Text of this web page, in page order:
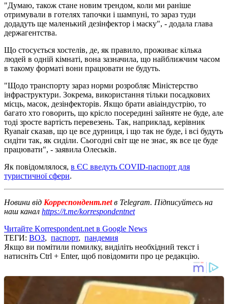
"Думаю, також стане новим трендом, коли ми раніше
отримували в готелях тапочки і шампуні, то зараз туди
додадуть ще маленький дезінфектор і маску", - додала глава
держагентства.
Що стосується хостелів, де, як правило, проживає кілька
людей в одній кімнаті, вона зазначила, що найближчим часом
в такому форматі вони працювати не будуть.
"Щодо транспорту зараз норми розробляє Міністерство
інфраструктури. Зокрема, використання тільки посадкових
місць, масок, дезінфекторів. Якщо брати авіаіндустрію, то
багато хто говорить, що крісло посередині зайняте не буде, але
тоді зросте вартість перевезень. Так, наприклад, керівник
Ryanair сказав, що це все дурниця, і що так не буде, і всі будуть
сидіти так, як сиділи. Сьогодні світ ще не знає, як все це буде
працювати", - заявила Олеськів.
Як повідомлялося, в ЄС введуть COVID-паспорт для
туристичної сфери.
Новини від Корреспондент.netв Telegram. Підписуйтесь на
наш канал https://t.me/korrespondentnet
Читайте Korrespondent.net в Google News
ТЕГИ: ВОЗ, паспорт, пандемия
Якщо ви помітили помилку, виділіть необхідний текст і
натисніть Ctrl + Enter, щоб повідомити про це редакцію.